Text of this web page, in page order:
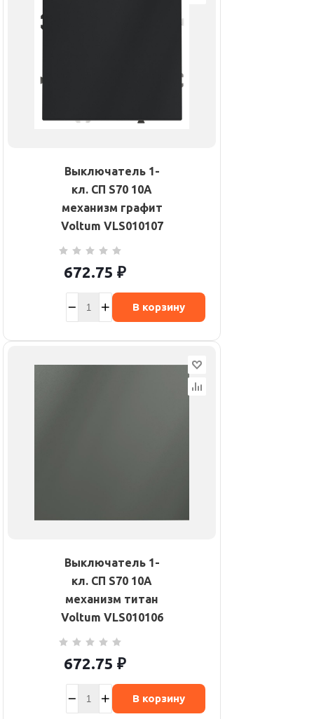
Выключатель 1-
кл. СП S70 10А
механизм графит
Voltum VLS010107
672.75 ₽
В корзину
Выключатель 1-
кл. СП S70 10А
механизм титан
Voltum VLS010106
672.75 ₽
В корзину